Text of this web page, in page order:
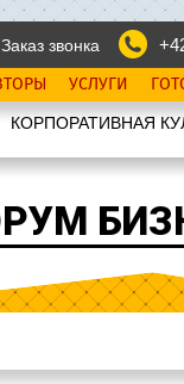
Заказ звонка
УСЛУГИ
КОРПОРАТИВНАЯ